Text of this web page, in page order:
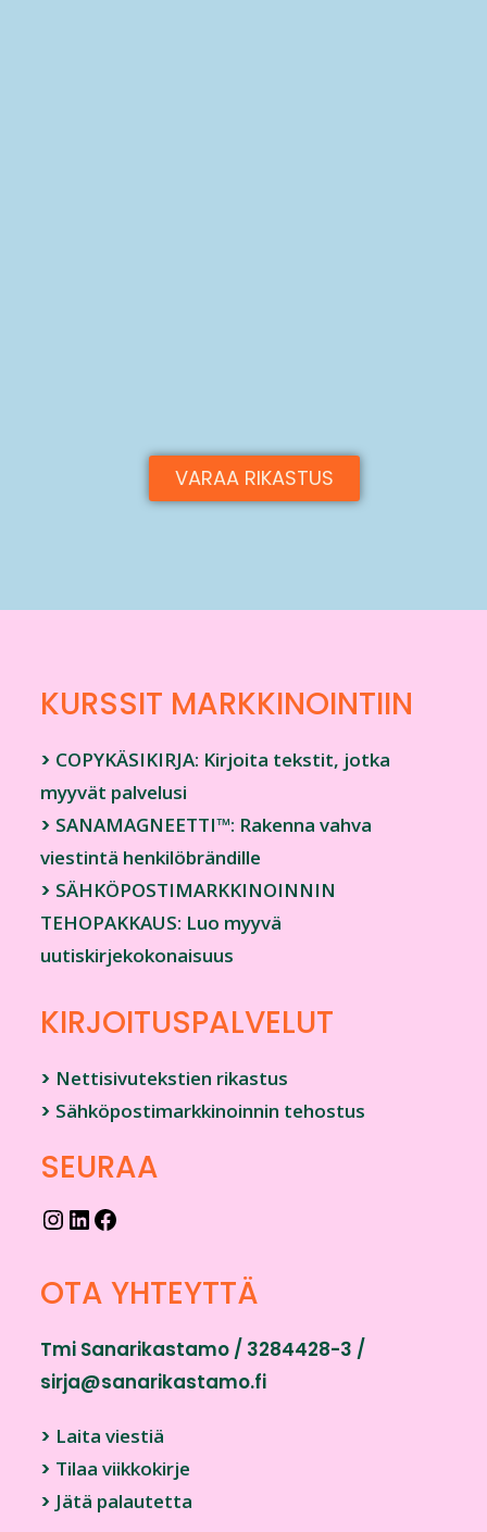
VARAA RIKASTUS
KURSSIT MARKKINOINTIIN
> COPYKÄSIKIRJA: Kirjoita tekstit, jotka
myyvät palvelusi
> SANAMAGNEETTI™: Rakenna vahva
viestintä henkilöbrändille
> SÄHKÖPOSTIMARKKINOINNIN
TEHOPAKKAUS: Luo myyvä
uutiskirjekokonaisuus
KIRJOITUSPALVELUT
> Nettisivutekstien rikastus
> Sähköpostimarkkinoinnin tehostus
SEURAA
OTA YHTEYTTÄ
Tmi Sanarikastamo / 3284428-3 /
sirja@sanarikastamo.fi
> Laita viestiä
> Tilaa viikkokirje
> Jätä palautetta